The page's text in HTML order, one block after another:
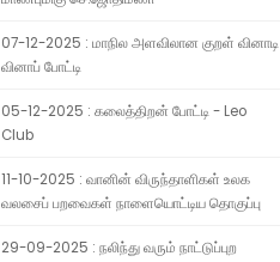
07-12-2025 : மாநில அளவிலான குறள் வினாடி
வினாப் போட்டி
05-12-2025 : கலைத்திறன் போட்டி - Leo
Club
11-10-2025 : வானின் விருந்தாளிகள் உலக
வலசைப் பறவைகள் நாளையொட்டிய தொகுப்பு
29-09-2025 : நலிந்து வரும் நாட்டுப்புற